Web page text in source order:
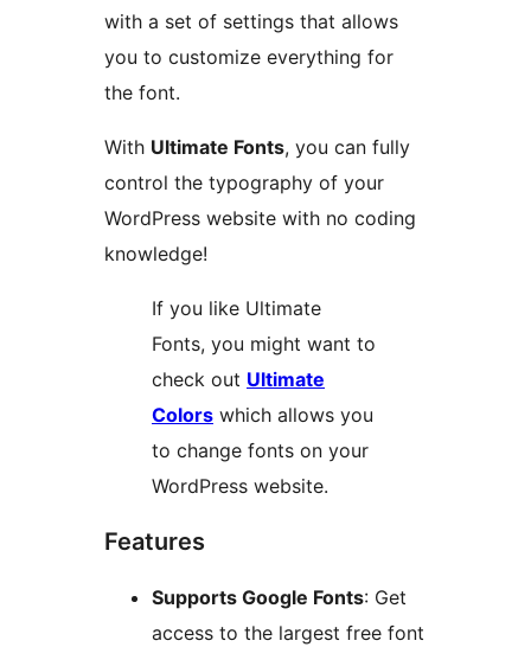
with a set of settings that allows
you to customize everything for
the font.
With Ultimate Fonts, you can fully
control the typography of your
WordPress website with no coding
knowledge!
If you like Ultimate
Fonts, you might want to
check out Ultimate
Colors which allows you
to change fonts on your
WordPress website.
Features
Supports Google Fonts: Get
access to the largest free font